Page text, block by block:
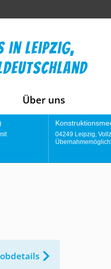
in leipzig,
Über uns
(m/w/d)
mit
04356